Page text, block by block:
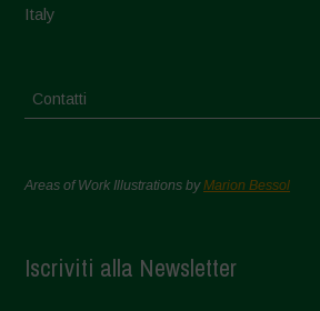
Italy
Contatti
Areas of Work Illustrations byMarion Bessol
Iscriviti alla Newsletter